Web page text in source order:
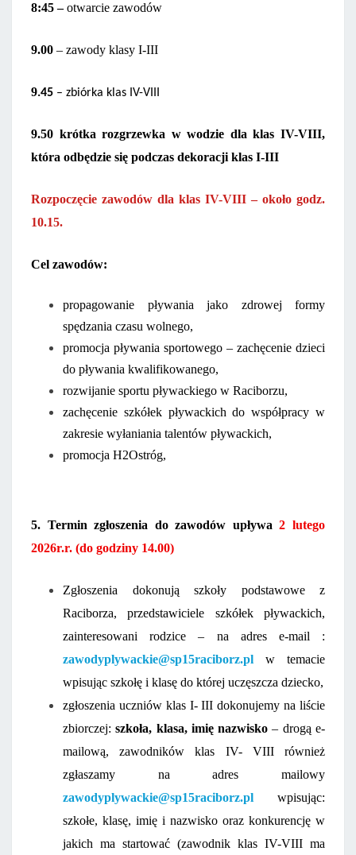
8:45 –otwarcie zawodów
9.00 – zawody klasy I-III
9.45 – zbiórka klas IV-VIII
9.50 krótka rozgrzewka w wodzie dla klas IV-VIII,
która odbędzie się podczas dekoracji klas I-III
Rozpoczęcie zawodów dla klas IV-VIII – około godz.
10.15.
Cel zawodów:
propagowanie pływania jako zdrowej formy
spędzania czasu wolnego,
promocja pływania sportowego – zachęcenie dzieci
do pływania kwalifikowanego,
rozwijanie sportu pływackiego w Raciborzu,
zachęcenie szkółek pływackich do współpracy w
zakresie wyłaniania talentów pływackich,
promocja H2Ostróg,
5. Termin zgłoszenia do zawodów upływa2 lutego
2026r.r. (do godziny 14.00)
Zgłoszenia dokonują szkoły podstawowe z
Raciborza, przedstawiciele szkółek pływackich,
zainteresowani rodzice – na adres e-mail :
zawodyplywackie@sp15raciborz.pl w temacie
wpisując szkołę i klasę do której uczęszcza dziecko,
zgłoszenia uczniów klas I- III dokonujemy na liście
zbiorczej:szkoła, klasa, imię nazwisko– drogą e-
mailową, zawodników klas IV- VIII również
zgłaszamy na adres mailowy
zawodyplywackie@sp15raciborz.pl
wpisując:
szkołe, klasę, imię i nazwisko oraz konkurencję w
jakich ma startować (zawodnik klas IV-VIII ma